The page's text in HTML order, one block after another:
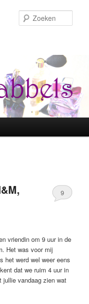
9
vriendin om 9 uur in de
Het was voor mij
het werd wel weer eens
dat we ruim 4 uur in
jullie vandaag zien wat